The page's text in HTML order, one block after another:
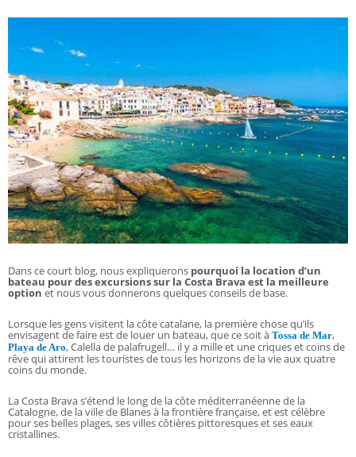
Dans ce court blog, nous expliquerons pourquoi la location d’un
bateau pour des excursions sur la Costa Brava est la meilleure
option et nous vous donnerons quelques conseils de base.
Lorsque les gens visitent la côte catalane, la première chose qu’ils
envisagent de faire est de louer un bateau, que ce soit à Tossa de Mar,
Playa de Aro, Calella de palafrugell… il y a mille et une criques et coins de
rêve qui attirent les touristes de tous les horizons de la vie aux quatre
coins du monde.
La Costa Brava s’étend le long de la côte méditerranéenne de la
Catalogne, de la ville de Blanes à la frontière française, et est célèbre
pour ses belles plages, ses villes côtières pittoresques et ses eaux
cristallines.